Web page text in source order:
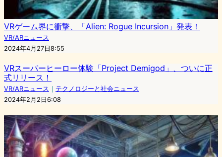
VRゲーム界に衝撃、「Alien: Rogue Incursion」発表！
VR/ARニュース
2024年4月27日8:55
VRスーパーヒーロー体験「Project Demigod」、ついに正
式リリース！
VR/ARニュース ｜ テクノロジーと社会ニュース
2024年2月2日6:08